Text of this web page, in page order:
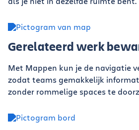
Gerelateerd werk
Met Mappen kun je de navigatie
zodat teams gemakkelijk
zonder rommelige spaces te